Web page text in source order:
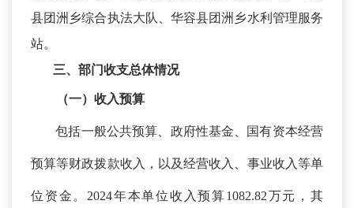
县团洲乡综合执法大队、华容县团洲乡水利管理服务
站。
三、部门收支总体情况
（一）收入预算
包括一般公共预算、政府性基金、国有资本经营
预算等财政拨款收入，以及经营收入、事业收入等单
位资金。 2024年本单位收入预算1082.82万元，其